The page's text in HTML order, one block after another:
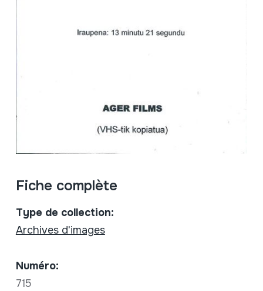
Fiche complète
Type de collection:
Archives d'images
Numéro:
715